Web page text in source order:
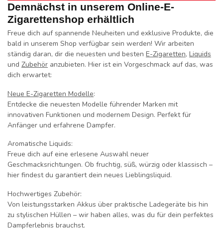
Demnächst in unserem Online-E-
Zigarettenshop erhältlich
Freue dich auf spannende Neuheiten und exklusive Produkte, die
bald in unserem Shop verfügbar sein werden! Wir arbeiten
ständig daran, dir die neuesten und besten E-Zigaretten, Liquids
und Zubehör anzubieten. Hier ist ein Vorgeschmack auf das, was
dich erwartet:
Neue E-Zigaretten Modelle:
Entdecke die neuesten Modelle führender Marken mit
innovativen Funktionen und modernem Design. Perfekt für
Anfänger und erfahrene Dampfer.
Aromatische Liquids:
Freue dich auf eine erlesene Auswahl neuer
Geschmacksrichtungen. Ob fruchtig, süß, würzig oder klassisch –
hier findest du garantiert dein neues Lieblingsliquid.
Hochwertiges Zubehör:
Von leistungsstarken Akkus über praktische Ladegeräte bis hin
zu stylischen Hüllen – wir haben alles, was du für dein perfektes
Dampferlebnis brauchst.